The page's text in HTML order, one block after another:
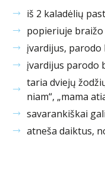
iš 2 kaladėlių
popieriuje
įvardijus, parodo
įvardijus parodo
taria dviejų
niam“, „mama
savarankiškai
atneša daiktus,